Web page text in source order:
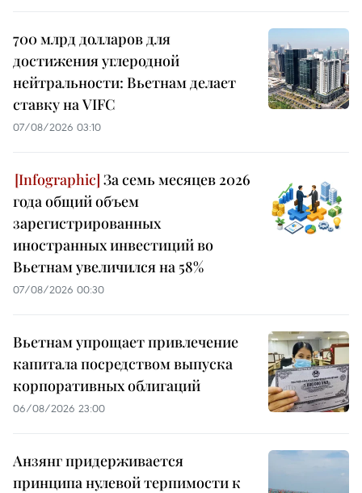
700 млрд долларов для
достижения углеродной
нейтральности: Вьетнам делает
ставку на VIFC
07/08/2026 03:10
За семь месяцев 2026
года общий объем
зарегистрированных
иностранных инвестиций во
Вьетнам увеличился на 58%
07/08/2026 00:30
Вьетнам упрощает привлечение
капитала посредством выпуска
корпоративных облигаций
06/08/2026 23:00
Анзянг придерживается
принципа нулевой терпимости к